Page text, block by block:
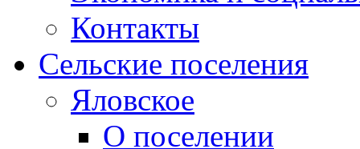
Контакты
Сельские поселения
Яловское
О поселении